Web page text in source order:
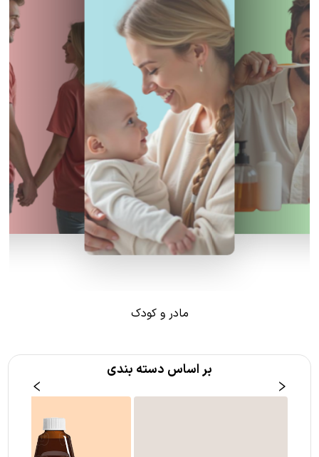
مادر و کودک
بر اساس دسته بندی